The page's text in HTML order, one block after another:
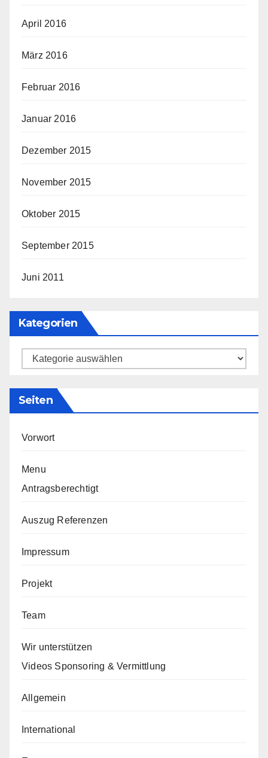
April 2016
März 2016
Februar 2016
Januar 2016
Dezember 2015
November 2015
Oktober 2015
September 2015
Juni 2011
Kategorien
Kategorien
Seiten
Vorwort
Menu
Antragsberechtigt
Auszug Referenzen
Impressum
Projekt
Team
Wir unterstützen
Videos Sponsoring & Vermittlung
Allgemein
International